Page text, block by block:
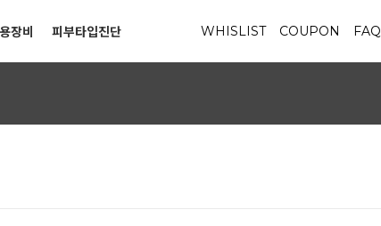
장비 피부타입진단 WHISLIST COUPON FAQ